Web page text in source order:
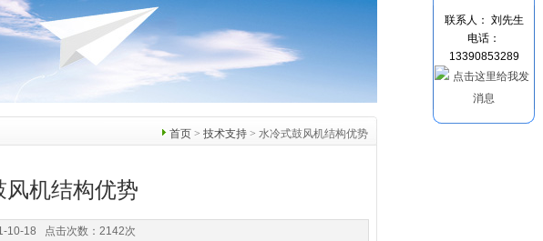
首页 > 技术支持 > 水冷式鼓风机结构优势
风机结构优势
10-18 点击次数：2142次
联系人： 刘先生
电话：
13390853289